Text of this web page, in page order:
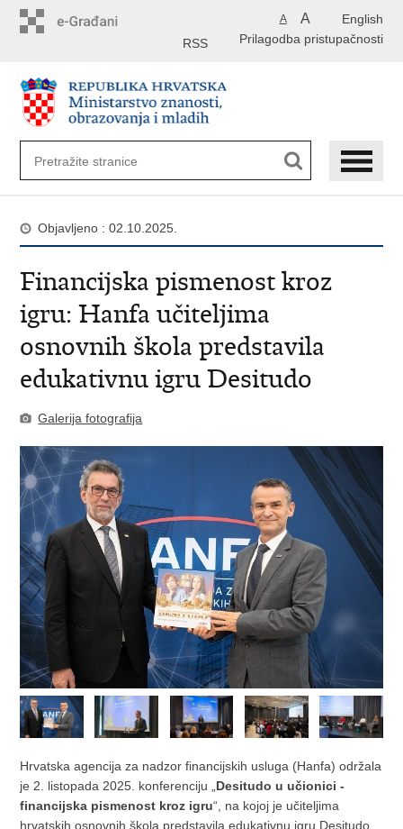
English
A A
Prilagodba pristupačnosti
RSS
Objavljeno : 02.10.2025.
Financijska pismenost kroz
igru: Hanfa učiteljima
osnovnih škola predstavila
edukativnu igru Desitudo
Galerija fotografija
Hrvatska agencija za nadzor financijskih usluga (Hanfa) održala
je 2. listopada 2025. konferenciju „ Desitudo u učionici -
financijska pismenost kroz igru“, na kojoj je učiteljima
hrvatskih osnovnih škola predstavila edukativnu igru Desitudo.